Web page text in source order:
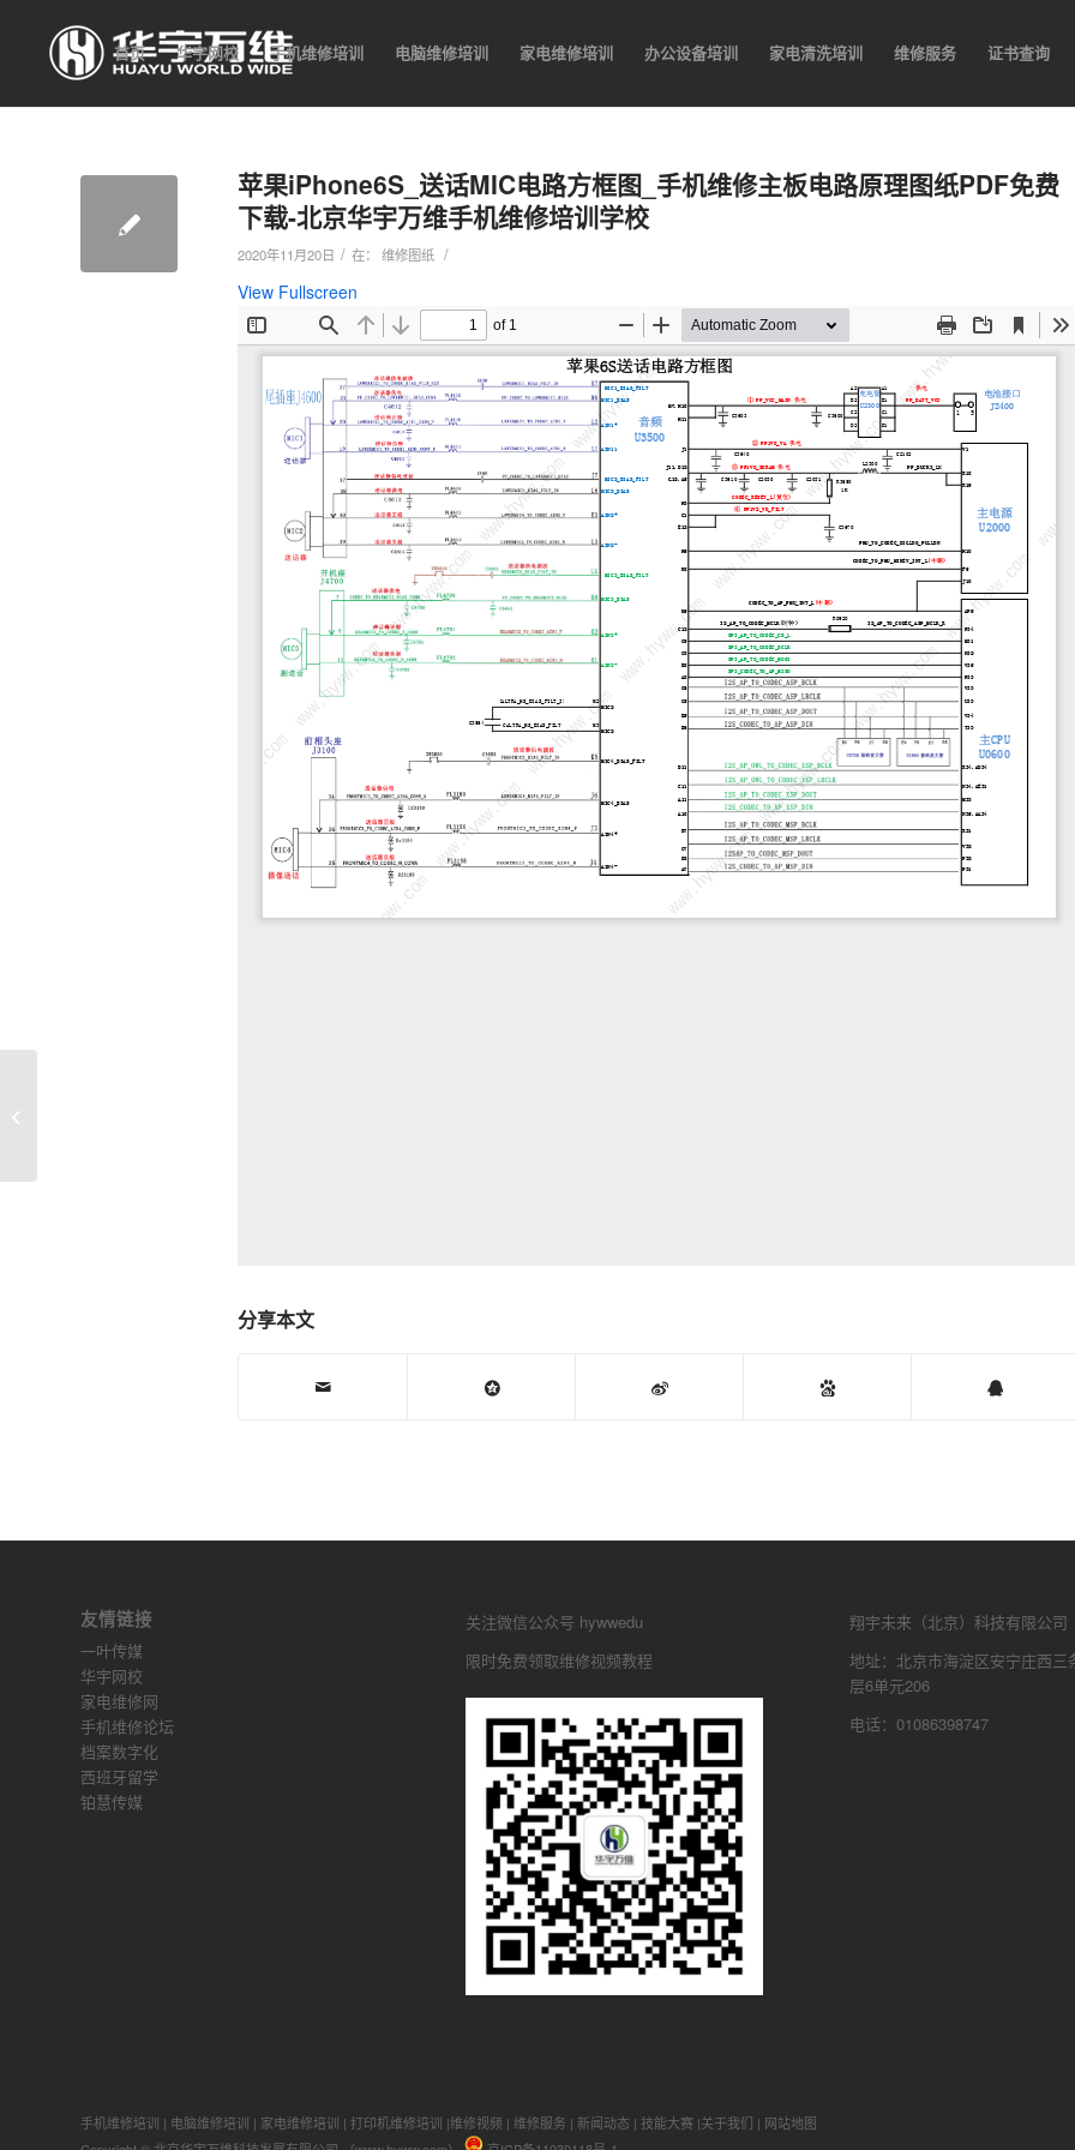
首页 华宇网校 手机维修培训 电脑维修培训 家电维修培训 办公设备培训 家电清洗培训 维修服务 证书查询
苹果iPhone6S_送话MIC电路方框图_手机维修主板电路原理图纸PDF免费
下载-北京华宇万维手机维修培训学校
2020年11月20日 / 在： 维修图纸 /
View Fullscreen
分享本文
友情链接
一叶传媒
华宇网校
家电维修网
手机维修论坛
档案数字化
西班牙留学
铂慧传媒
关注微信公众号 hywwedu
限时免费领取维修视频教程
翔宇未来（北京）科技有限公司
地址：北京市海淀区安宁庄西三
层6单元206
电话：01086398747
手机维修培训 | 电脑维修培训 | 家电维修培训 | 打印机维修培训 |维修视频 | 维修服务 | 新闻动态 | 技能大赛 |关于我们 | 网站地图